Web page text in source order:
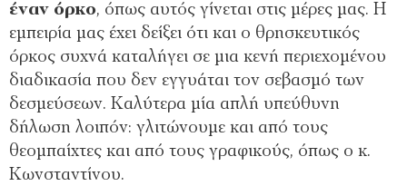
έναν όρκο, όπως αυτός γίνεται στις μέρες μας. Η
εμπειρία μας έχει δείξει ότι και ο θρησκευτικός
όρκος συχνά καταλήγει σε μια κενή περιεχομένου
διαδικασία που δεν εγγυάται τον σεβασμό των
δεσμεύσεων. Καλύτερα μία απλή υπεύθυνη
δήλωση λοιπόν: γλιτώνουμε και από τους
θεομπαίχτες και από τους γραφικούς, όπως ο κ.
Κωνσταντίνου.